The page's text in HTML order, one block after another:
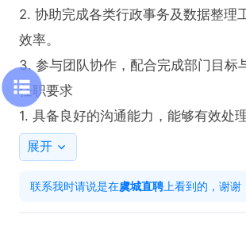
2. 协助完成各类行政事务及数据整理
效率。
3. 参与团队协作，配合完成部门目标
任职要求
1. 具备良好的沟通能力，能够有效处
的交流。
3. 熟悉基本办公软件操作，具备基础
展开
联系我时请说是在虞城直聘 上看到的，谢谢